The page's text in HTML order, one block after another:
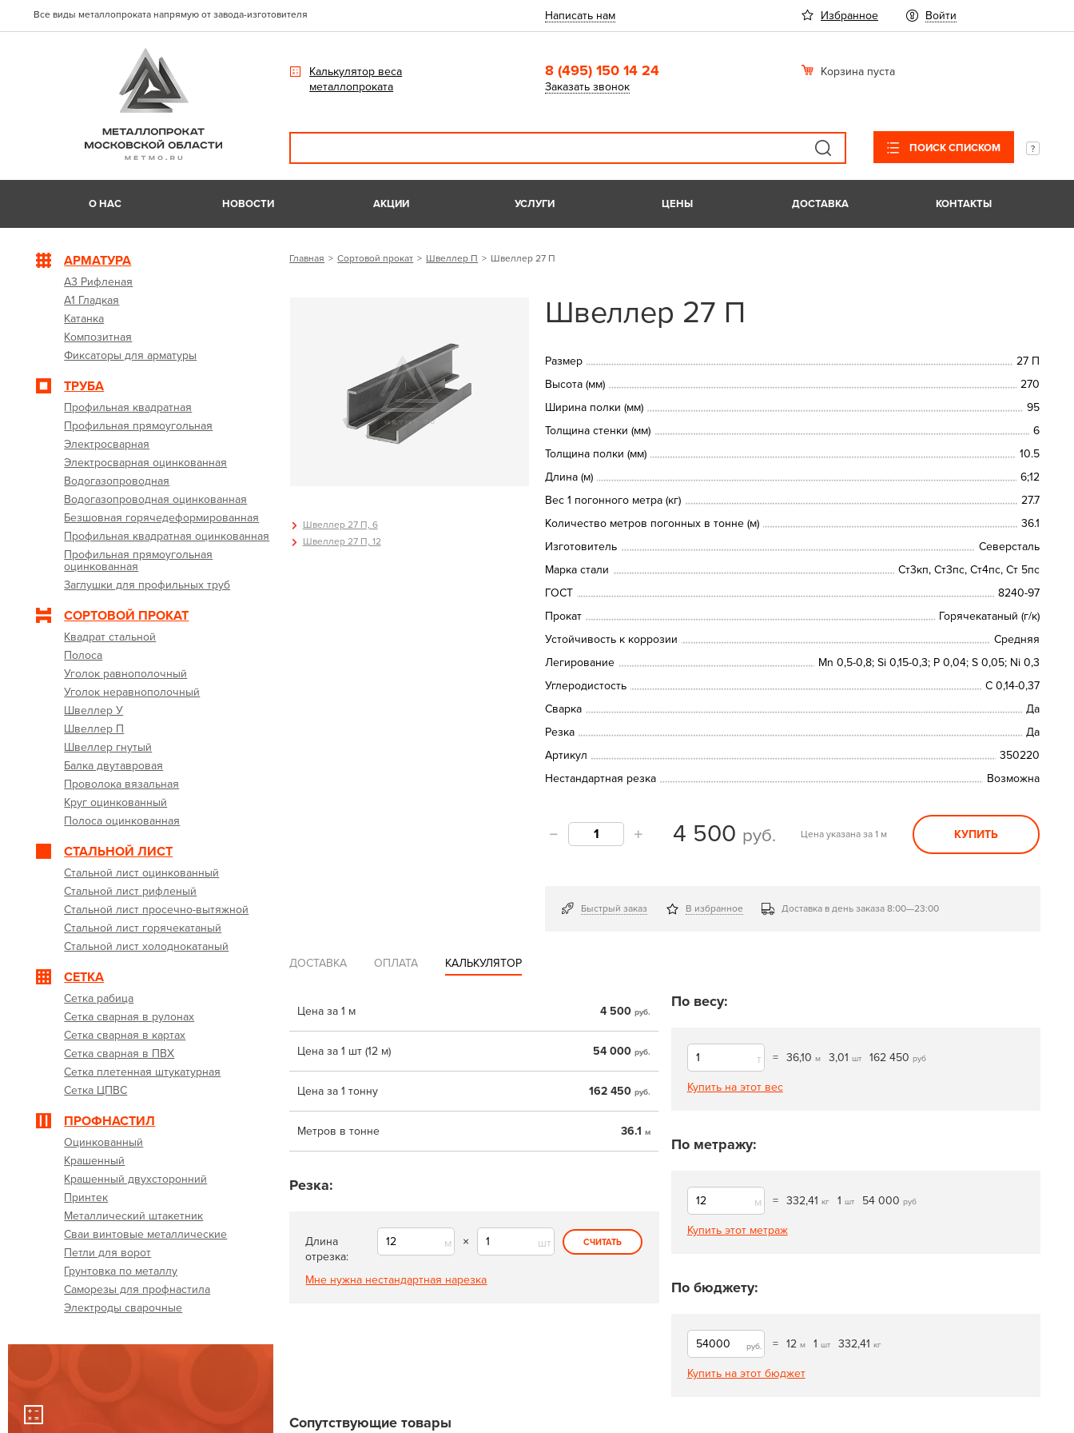
Все виды металлопроката напрямую от завода-изготовителя Написать нам Избранное Войти
Калькулятор веса
металлопроката
8 (495) 150 14 24
Заказать звонок
Корзина пуста
ПОИСК СПИСКОМ
О НАС НОВОСТИ АКЦИИ УСЛУГИ ЦЕНЫ ДОСТАВКА КОНТАКТЫ
АРМАТУРА
А3 Рифленая
А1 Гладкая
Катанка
Композитная
Фиксаторы для арматуры
ТРУБА
Профильная квадратная
Профильная прямоугольная
Электросварная
Электросварная оцинкованная
Водогазопроводная
Водогазопроводная оцинкованная
Безшовная горячедеформированная
Профильная квадратная оцинкованная
Профильная прямоугольная
оцинкованная
Заглушки для профильных труб
СОРТОВОЙ ПРОКАТ
Квадрат стальной
Полоса
Уголок равнополочный
Уголок неравнополочный
Швеллер У
Швеллер П
Швеллер гнутый
Балка двутавровая
Проволока вязальная
Круг оцинкованный
Полоса оцинкованная
СТАЛЬНОЙ ЛИСТ
Стальной лист оцинкованный
Стальной лист рифленый
Стальной лист просечно-вытяжной
Стальной лист горячекатаный
Стальной лист холоднокатаный
СЕТКА
Сетка рабица
Сетка сварная в рулонах
Сетка сварная в картах
Сетка сварная в ПВХ
Сетка плетенная штукатурная
Сетка ЦПВС
ПРОФНАСТИЛ
Оцинкованный
Крашенный
Крашенный двухсторонний
Принтек
Металлический штакетник
Сваи винтовые металлические
Петли для ворот
Грунтовка по металлу
Саморезы для профнастила
Электроды сварочные
Главная Сортовой прокат Швеллер П Швеллер 27 П
Швеллер 27 П, 6
Швеллер 27 П, 12
Швеллер 27 П
Размер
27 П
Высота (мм)
270
Ширина полки (мм)
95
Толщина стенки (мм)
6
Толщина полки (мм)
10.5
Длина (м)
6;12
Вес 1 погонного метра (кг)
27.7
Количество метров погонных в тонне (м)
36.1
Изготовитель
Северсталь
Марка стали
Ст3кп, Ст3пс, Ст4пс, Ст 5пс
ГОСТ
8240-97
Прокат
Горячекатаный (г/к)
Устойчивость к коррозии
Средняя
Легирование
Mn 0,5-0,8; Si 0,15-0,3; P 0,04; S 0,05; Ni 0,3
Углеродистость
С 0,14-0,37
Сварка
Да
Резка
Да
Артикул
350220
Нестандартная резка
Возможна
4 500 руб. Цена указана за 1 м КУПИТЬ
Быстрый заказ В избранное Доставка в день заказа 8:00—23:00
ДОСТАВКА ОПЛАТА КАЛЬКУЛЯТОР
Цена за 1 м 4 500руб.
Цена за 1 шт (12 м) 54 000руб.
Цена за 1 тонну 162 450руб.
Метров в тонне 36.1м
Резка:
Длина
отрезка:
м × шт СЧИТАТЬ
Мне нужна нестандартная нарезка
По весу:
т = 36,10 м 3,01 шт 162 450 руб
Купить на этот вес
По метражу:
м = 332,41 кг 1 шт 54 000 руб
Купить этот метраж
По бюджету:
руб. = 12 м 1 шт 332,41 кг
Купить на этот бюджет
Сопутствующие товары